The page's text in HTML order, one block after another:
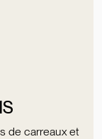
de carreaux et